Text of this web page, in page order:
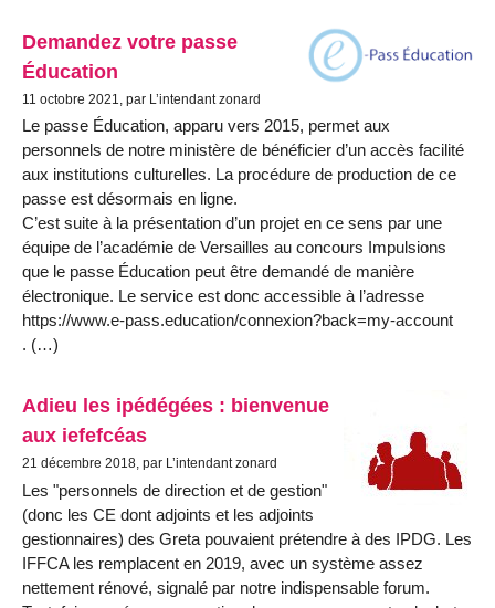
Demandez votre passe
Éducation
11 octobre 2021, par L’intendant zonard
Le passe Éducation, apparu vers 2015, permet aux
personnels de notre ministère de bénéficier d’un accès facilité
aux institutions culturelles. La procédure de production de ce
passe est désormais en ligne.
C’est suite à la présentation d’un projet en ce sens par une
équipe de l’académie de Versailles au concours Impulsions
que le passe Éducation peut être demandé de manière
électronique. Le service est donc accessible à l’adresse
https://www.e-pass.education/connexion?back=my-account
. (…)
Adieu les ipédégées : bienvenue
aux iefefcéas
21 décembre 2018, par L’intendant zonard
Les "personnels de direction et de gestion"
(donc les CE dont adjoints et les adjoints
gestionnaires) des Greta pouvaient prétendre à des IPDG. Les
IFFCA les remplacent en 2019, avec un système assez
nettement rénové, signalé par notre indispensable forum.